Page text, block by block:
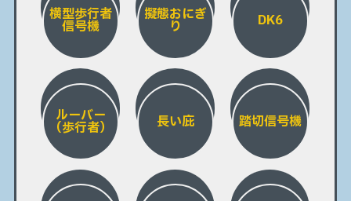
横型歩行者
信号機
擬態おにぎ
り DK6
ルーバー
（歩行者） 長い庇 踏切信号機